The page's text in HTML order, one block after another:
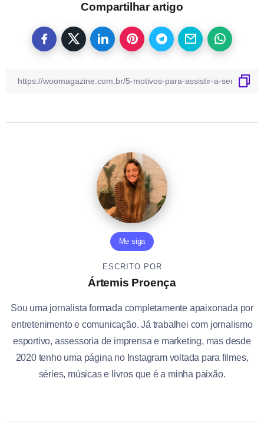
Compartilhar artigo
Me siga
ESCRITO POR
Ártemis Proença
Sou uma jornalista formada completamente apaixonada por
entretenimento e comunicação. Já trabalhei com jornalismo
esportivo, assessoria de imprensa e marketing, mas desde
2020 tenho uma página no Instagram voltada para filmes,
séries, músicas e livros que é a minha paixão.